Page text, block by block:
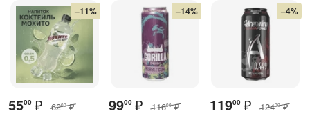
–11%
5500 ₽ 6200 ₽
–14%
9900 ₽ 11600 ₽
–4%
11900 ₽ 12400 ₽